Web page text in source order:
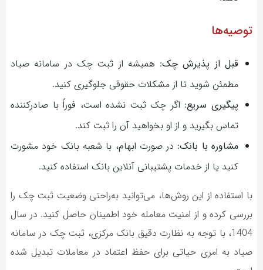
توصیه‌ها
قبل از پذیرش چک: همیشه از ثبت چک در سامانه صیاد
مطمئن شوید تا از مشکلات حقوقی جلوگیری کنید.
پیگیری سریع: اگر چک ثبت نشده است، فوراً با صادرکننده
تماس بگیرید و از او بخواهید آن را ثبت کند.
مشاوره با بانک: در صورت ابهام، با شعبه بانک خود مشورت
کنید یا از خدمات پشتیبانی آنلاین بانک استفاده کنید.
با استفاده از این روش‌ها، می‌توانید به‌راحتی وضعیت ثبت چک را
بررسی کرده و از امنیت معامله خود اطمینان حاصل کنید. در سال
1404، با توجه به نظارت دقیق بانک مرکزی، ثبت چک در سامانه
صیاد به امری حیاتی برای حفظ اعتماد در معاملات تبدیل شده